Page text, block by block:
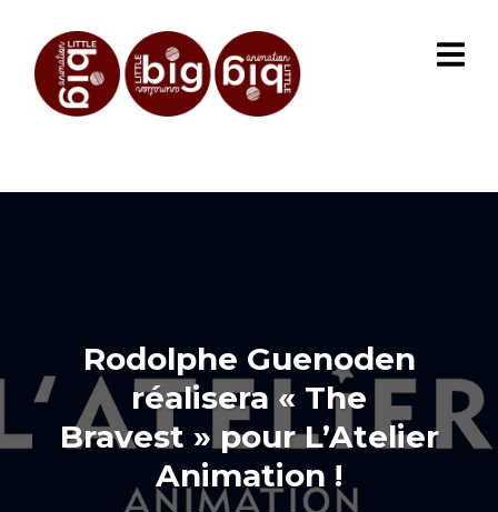
Rodolphe Guenoden
réalisera « The
Bravest » pour L’Atelier
Animation !